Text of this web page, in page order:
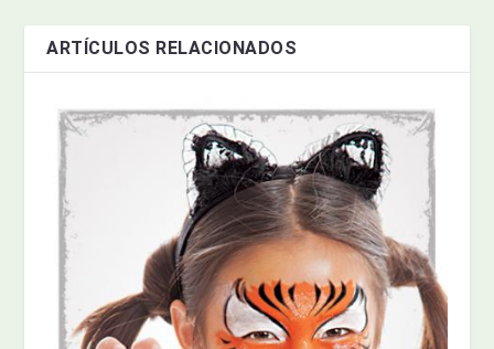
ARTÍCULOS RELACIONADOS